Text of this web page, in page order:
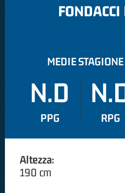
MEDIE
N.D
PPG RPG
Altezza:
190 cm